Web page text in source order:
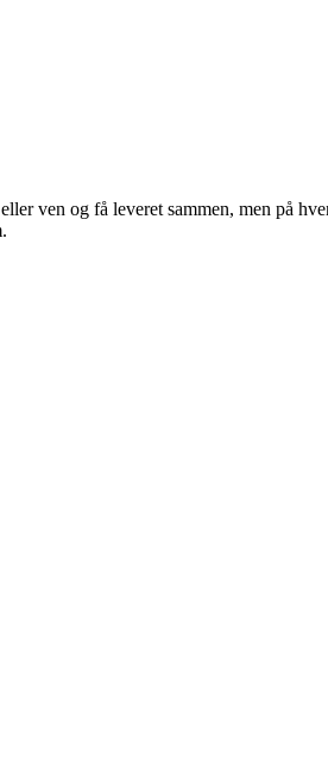
ven og få leveret sammen, men på